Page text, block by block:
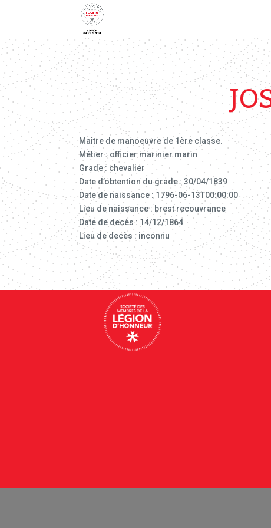
Maître de manoeuvre de 1ère classe.
Métier : officier marinier marin
Grade : chevalier
Date d’obtention du grade : 30/04/1839
Date de naissance : 1796-06-13T00:00:00
Lieu de naissance : brest recouvrance
Date de decès : 14/12/1864
Lieu de decès : inconnu